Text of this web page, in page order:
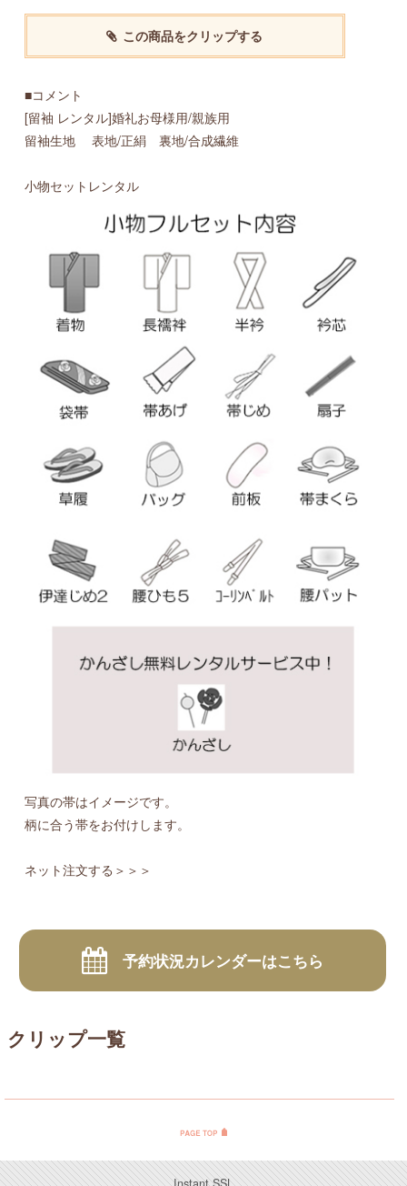
この商品をクリップする
■コメント
[留袖 レンタル]婚礼お母様用/親族用
留袖生地 表地/正絹 裏地/合成繊維
小物セットレンタル
写真の帯はイメージです。
柄に合う帯をお付けします。
ネット注文する＞＞＞
予約状況カレンダーはこちら
クリップ一覧